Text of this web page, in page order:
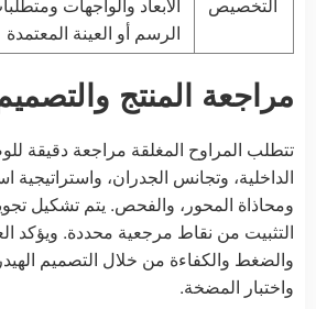
الرسم أو العينة المعتمدة
مراجعة المنتج
تتطلب المراوح المغلقة مراجعة دقيقة
الداخلية، وتجانس الجدران، واستراتيجية
ومحاذاة المحور، والفحص. يتم تشكيل
التثبيت من نقاط مرجعية محددة. ويؤكد
والضغط والكفاءة من خلال التصميم
واختبار المضخة.